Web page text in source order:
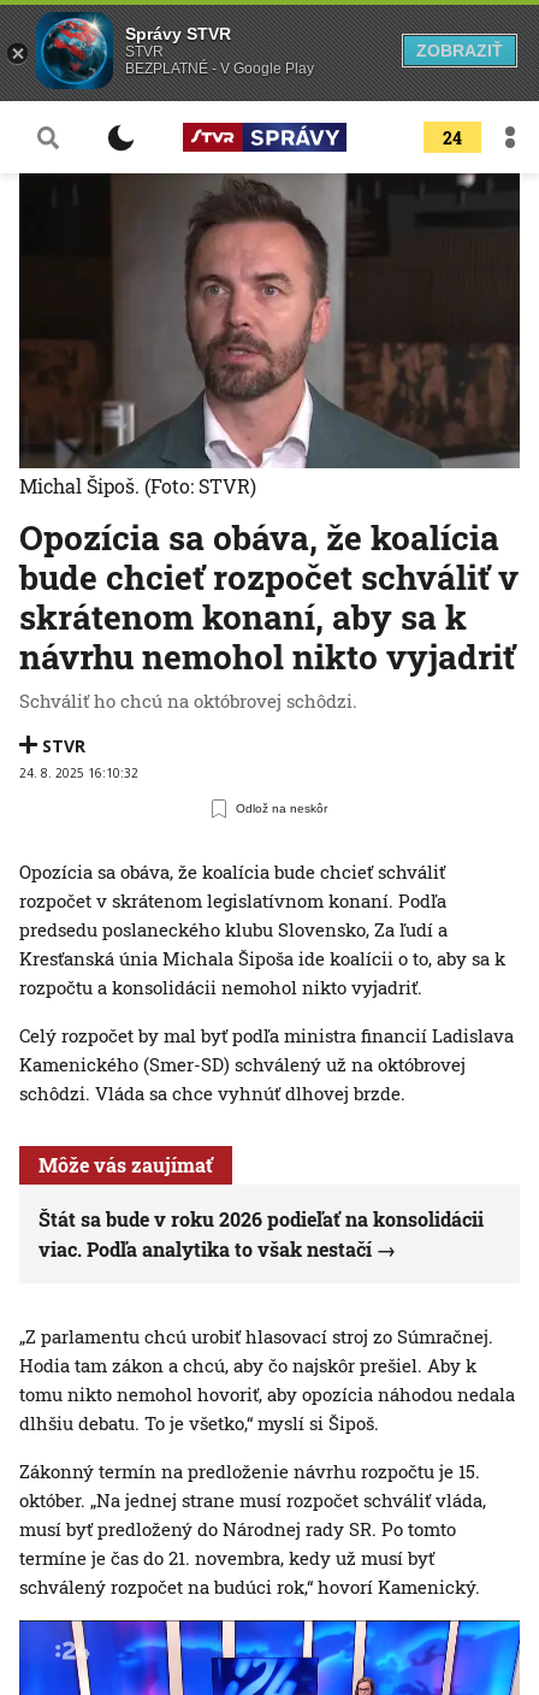
24
Opozícia sa obáva, že koalícia
bude chcieť rozpočet schváliť v
skrátenom konaní, aby sa k
návrhu nemohol nikto vyjadriť
Schváliť ho chcú na októbrovej schôdzi.
STVR
24. 8. 2025 16:10:32
Odlož na neskôr
Michal Šipoš. (Foto: STVR)
Opozícia sa obáva, že koalícia bude chcieť schváliť
rozpočet v skrátenom legislatívnom konaní. Podľa
predsedu poslaneckého klubu Slovensko, Za ľudí a
Kresťanská únia Michala Šipoša ide koalícii o to, aby sa k
rozpočtu a konsolidácii nemohol nikto vyjadriť.
Celý rozpočet by mal byť podľa ministra financií Ladislava
Kamenického (Smer-SD) schválený už na októbrovej
schôdzi. Vláda sa chce vyhnúť dlhovej brzde.
Môže vás zaujímať
Štát sa bude v roku 2026 podieľať na konsolidácii
viac. Podľa analytika to však nestačí
„Z parlamentu chcú urobiť hlasovací stroj zo Súmračnej.
Hodia tam zákon a chcú, aby čo najskôr prešiel. Aby k
tomu nikto nemohol hovoriť, aby opozícia náhodou nedala
dlhšiu debatu. To je všetko,“ myslí si Šipoš.
Zákonný termín na predloženie návrhu rozpočtu je 15.
október. „Na jednej strane musí rozpočet schváliť vláda,
musí byť predložený do Národnej rady SR. Po tomto
termíne je čas do 21. novembra, kedy už musí byť
schválený rozpočet na budúci rok,“ hovorí Kamenický.
Správy STVR
STVR
BEZPLATNÉ - V Google Play
ZOBRAZIŤ